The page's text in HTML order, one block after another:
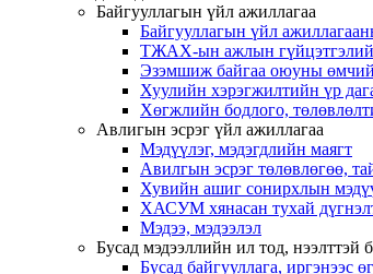
Байгууллагын үйл ажиллагаа
Байгууллагын үйл
ТЖАХ-ын ажлын
Эзэмшиж байгаа оюуны
Хуулийн хэрэгжилтийн үр
Хөгжлийн бодлого,
Авлигын эсрэг үйл ажиллагаа
Мэдүүлэг, мэдэгдлийн маягт
Авилгын эсрэг төлөвлөгөө,
Хувийн ашиг сонирхлын
ХАСУМ хянасан тухай
Мэдээ, мэдээлэл
Бусад мэдээллийн ил тод, нээлттэй
Бусад байгууллага, иргэнээс